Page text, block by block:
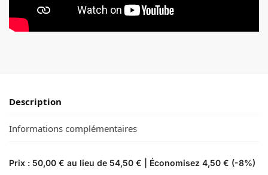
Description
Informations complémentaires
Prix : 50,00 € au lieu de 54,50 € | Économisez 4,50 € (-8%)